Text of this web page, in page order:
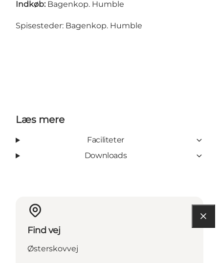
Indkøb: Bagenkop. Humble
Spisesteder: Bagenkop. Humble
Læs mere
Faciliteter
Downloads
Find vej
Østerskovvej